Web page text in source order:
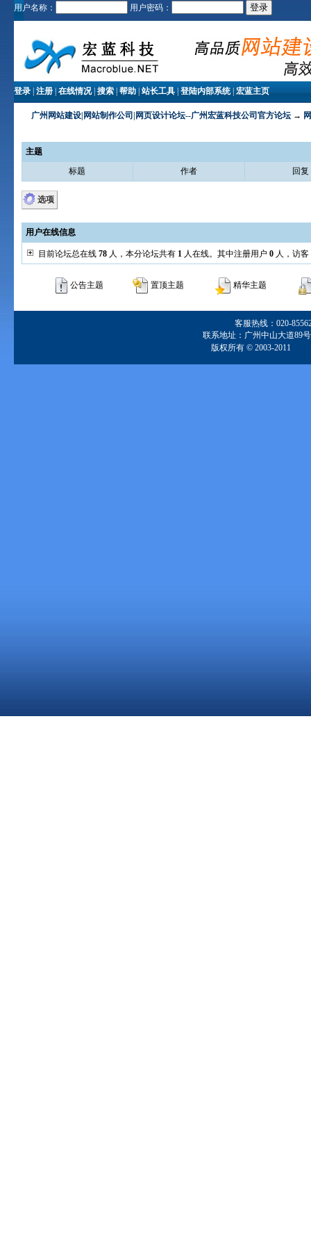
用户名称： 用户密码：
登录| 注册| 在线情况| 搜索| 帮助| 站长工具| 登陆内部系统| 宏蓝主页
广州网站建设|网站制作公司|网页设计论坛--广州宏蓝科技公司官方论坛→
主题
标题
作者 回复
选项
用户在线信息
目前论坛总在线 78人，本分论坛共有 1人在线。其中注册用户 0人，访客
公告主题 置顶主题 精华主题
客服热线：020-
联系地址：广州中山大道89
版权所有 © 2003-2011